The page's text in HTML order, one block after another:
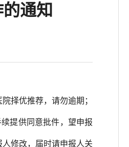
通知
择优推荐，请勿逾期；
提供同意批件，望申报
修改，届时请申报人关